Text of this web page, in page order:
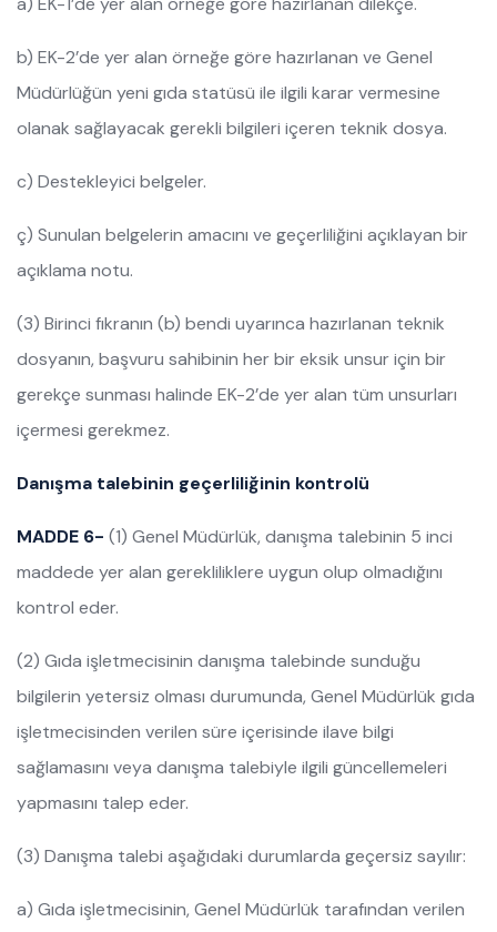
b) EK-2’de yer alan örneğe göre hazırlanan ve Genel
Müdürlüğün yeni gıda statüsü ile ilgili karar vermesine
olanak sağlayacak gerekli bilgileri içeren teknik dosya.
c) Destekleyici belgeler.
ç) Sunulan belgelerin amacını ve geçerliliğini açıklayan bir
açıklama notu.
(3) Birinci fıkranın (b) bendi uyarınca hazırlanan teknik
dosyanın, başvuru sahibinin her bir eksik unsur için bir
gerekçe sunması halinde EK-2’de yer alan tüm unsurları
içermesi gerekmez.
Danışma talebinin geçerliliğinin kontrolü
MADDE 6- (1) Genel Müdürlük, danışma talebinin 5 inci
maddede yer alan gerekliliklere uygun olup olmadığını
kontrol eder.
(2) Gıda işletmecisinin danışma talebinde sunduğu
bilgilerin yetersiz olması durumunda, Genel Müdürlük gıda
işletmecisinden verilen süre içerisinde ilave bilgi
sağlamasını veya danışma talebiyle ilgili güncellemeleri
yapmasını talep eder.
(3) Danışma talebi aşağıdaki durumlarda geçersiz sayılır:
a) Gıda işletmecisinin, Genel Müdürlük tarafından verilen